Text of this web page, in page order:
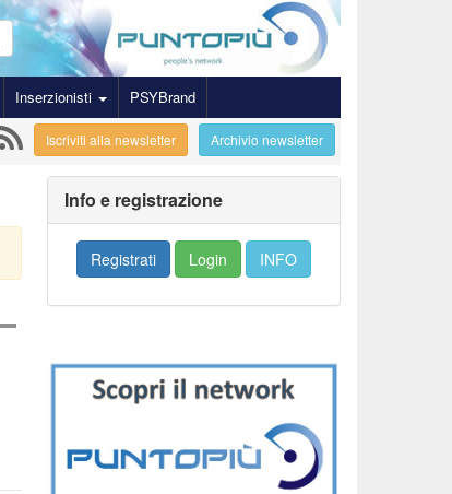
Inserzionisti PSYBrand
Archivio newsletter
Iscriviti alla newsletter
Info e registrazione
Registrati Login INFO